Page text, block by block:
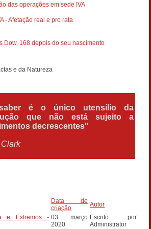
das operações em sede IVA
- Afetação real e pro rata
Dow, 168 depois do seu nascimento
e da Natureza
é o único utensílio da
que não está sujeito a
decrescentes"
Data de
criação
Autor
e Extremos - 03 março
2020
Escrito por:
Administrator